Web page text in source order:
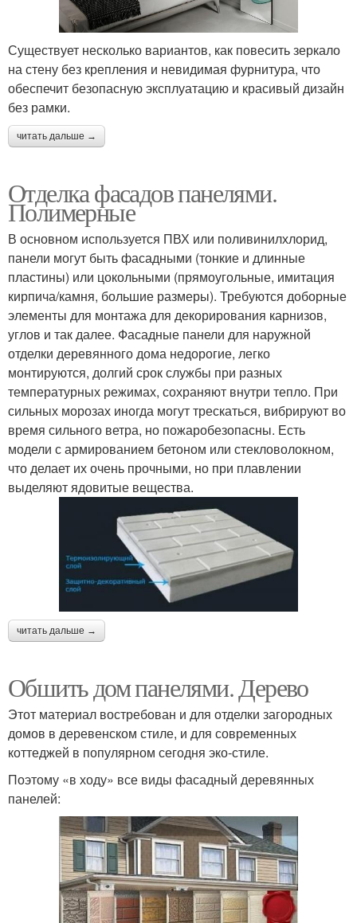
Существует несколько вариантов, как повесить зеркало
на стену без крепления и невидимая фурнитура, что
обеспечит безопасную эксплуатацию и красивый дизайн
без рамки.
читать дальше →
Отделка фасадов панелями.
Полимерные
В основном используется ПВХ или поливинилхлорид,
панели могут быть фасадными (тонкие и длинные
пластины) или цокольными (прямоугольные, имитация
кирпича/камня, большие размеры). Требуются доборные
элементы для монтажа для декорирования карнизов,
углов и так далее. Фасадные панели для наружной
отделки деревянного дома недорогие, легко
монтируются, долгий срок службы при разных
температурных режимах, сохраняют внутри тепло. При
сильных морозах иногда могут трескаться, вибрируют во
время сильного ветра, но пожаробезопасны. Есть
модели с армированием бетоном или стекловолокном,
что делает их очень прочными, но при плавлении
выделяют ядовитые вещества.
читать дальше →
Обшить дом панелями. Дерево
Этот материал востребован и для отделки загородных
домов в деревенском стиле, и для современных
коттеджей в популярном сегодня эко-стиле.
Поэтому «в ходу» все виды фасадный деревянных
панелей: